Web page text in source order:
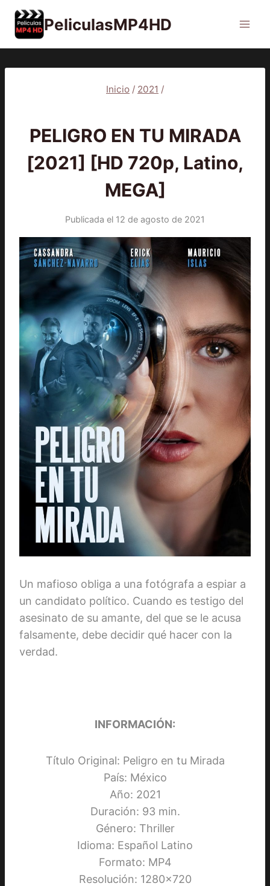
Saltar
contenido
PeliculasMP4HD
Inicio / 2021 /
PELIGRO EN TU MIRADA
[2021] [HD 720p, Latino,
MEGA]
Publicada el 12 de agosto de 2021
Un mafioso obliga a una fotógrafa a espiar a
un candidato político. Cuando es testigo del
asesinato de su amante, del que se le acusa
falsamente, debe decidir qué hacer con la
verdad.
INFORMACIÓN:
Título Original: Peligro en tu Mirada
País: México
Año: 2021
Duración: 93 min.
Género: Thriller
Idioma: Español Latino
Formato: MP4
Resolución: 1280×720